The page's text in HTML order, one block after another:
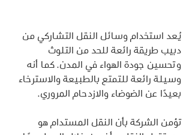
يُعد استخدام وسائل النقل التشاركي من
دبيب طريقة رائعة للحد من التلوث
وتحسين جودة الهواء في المدن. كما أنه
وسيلة رائعة للتمتع بالطبيعة والاسترخاء
بعيدًا عن الضوضاء والازدحام المروري.
تؤمن الشركة بأن النقل المستدام هو